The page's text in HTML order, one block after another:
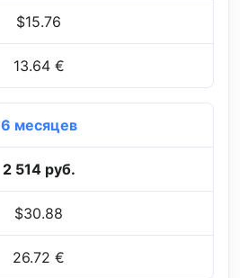
$15.76
13.64 €
6 месяцев
2 514 руб.
$30.88
26.72 €